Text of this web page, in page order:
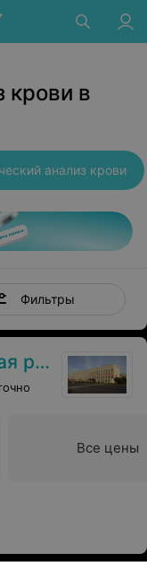
крови в
анализ крови
Фильтры
Все цены